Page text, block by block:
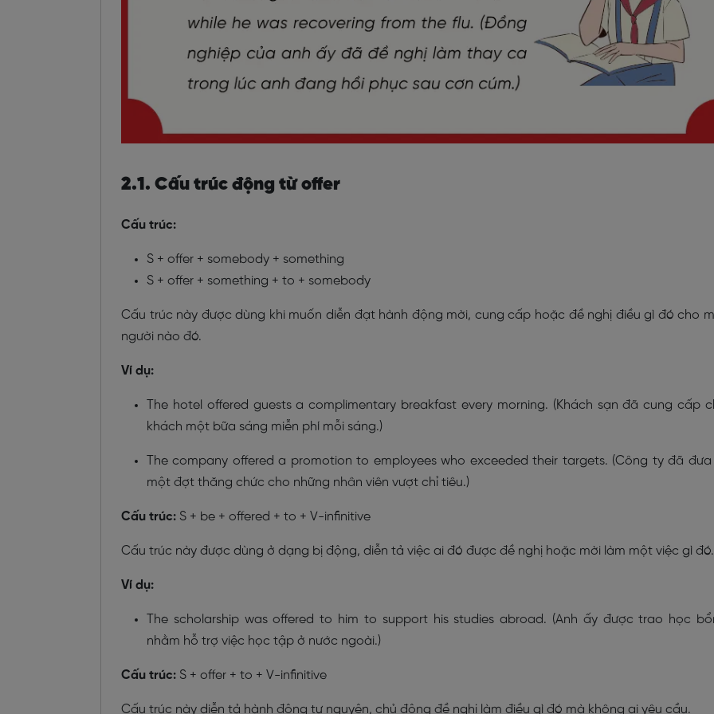
2.1. Cấu trúc động từ offer
Cấu trúc:
S + offer + somebody + something
S + offer + something + to + somebody
Cấu trúc này được dùng khi muốn diễn đạt hành động mời, cung cấp hoặc đề nghị điều gì đó cho
người nào đó.
Ví dụ:
The hotel offered guests a complimentary breakfast every morning. (Khách sạn đã cung cấp
khách một bữa sáng miễn phí mỗi sáng.)
The company offered a promotion to employees who exceeded their targets. (Công ty đã
một đợt thăng chức cho những nhân viên vượt chỉ tiêu.)
Cấu trúc: S + be + offered + to + V-infinitive
Cấu trúc này được dùng ở dạng bị động, diễn tả việc ai đó được đề nghị hoặc mời làm một việc gì đó.
Ví dụ:
The scholarship was offered to him to support his studies abroad. (Anh ấy được trao học
nhằm hỗ trợ việc học tập ở nước ngoài.)
Cấu trúc: S + offer + to + V-infinitive
Cấu trúc này diễn tả hành động tự nguyện, chủ động đề nghị làm điều gì đó mà không ai yêu cầu.